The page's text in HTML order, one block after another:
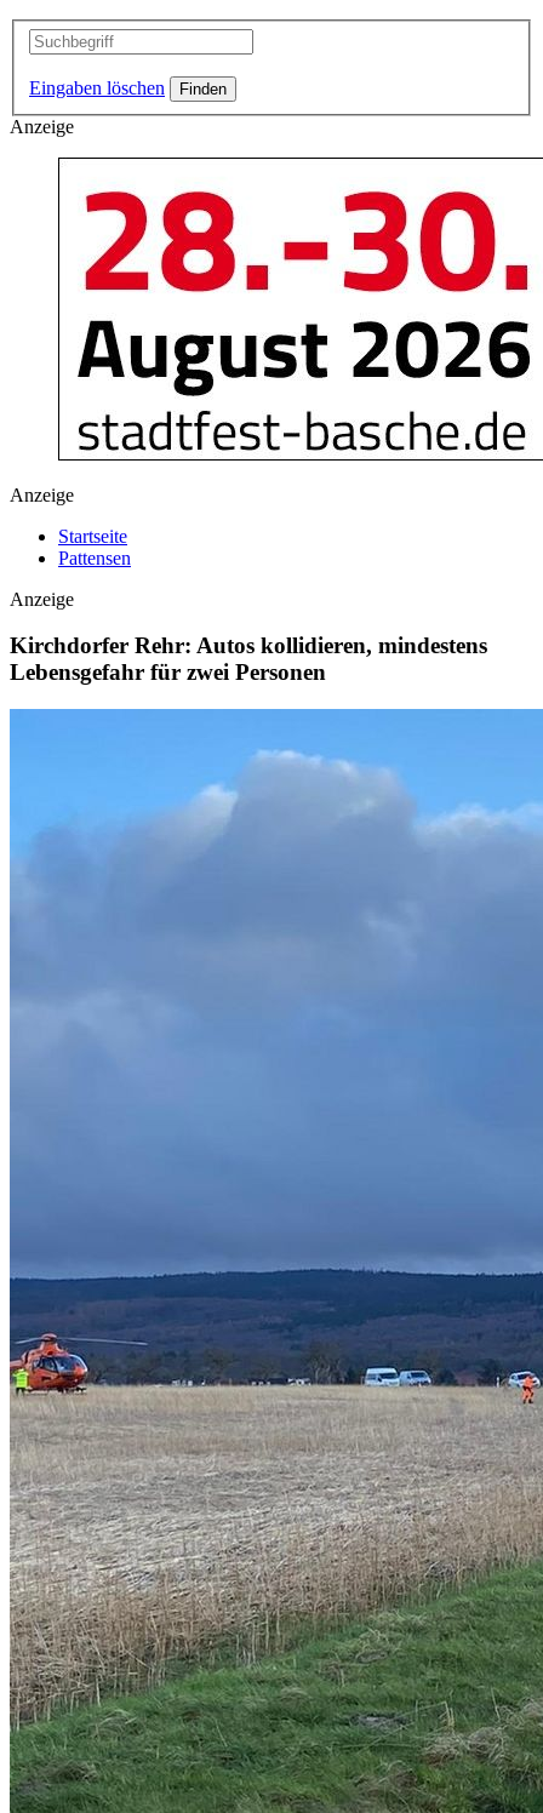
Eingaben löschen
Anzeige
Anzeige
Startseite
Pattensen
Anzeige
Kirchdorfer Rehr: Autos kollidieren, mindestens
Lebensgefahr für zwei Personen